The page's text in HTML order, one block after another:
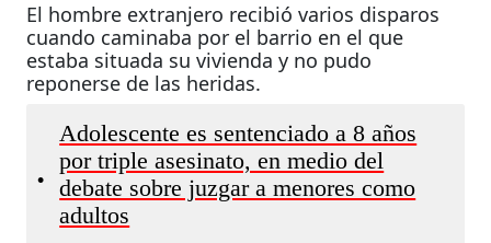
El hombre extranjero recibió varios disparos
cuando caminaba por el barrio en el que
estaba situada su vivienda y no pudo
reponerse de las heridas.
•
Adolescente es sentenciado a 8 años
por triple asesinato, en medio del
debate sobre juzgar a menores como
adultos